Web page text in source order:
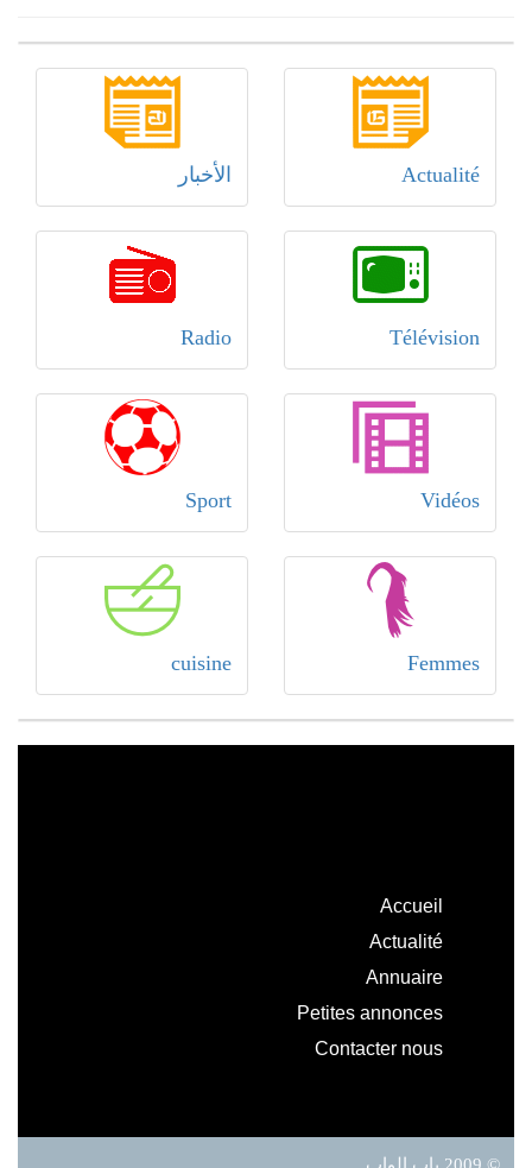
Actualité الأخبار
Télévision
Radio
Vidéos
Sport
Femmes
cuisine
Accueil
Actualité
Annuaire
Petites annonces
Contacter nous
© 2009 باب الواب